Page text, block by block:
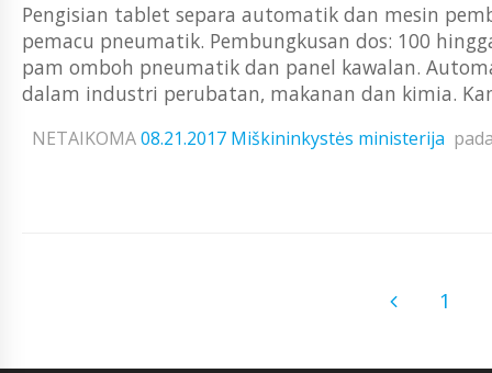
Pengisian tablet separa automatik dan mesin
pemacu pneumatik. Pembungkusan dos: 100
pam omboh pneumatik dan panel kawalan.
dalam industri perubatan, makanan dan kimia.
NETAIKOMA08.21.2017 Miškininkystės ministerija
1